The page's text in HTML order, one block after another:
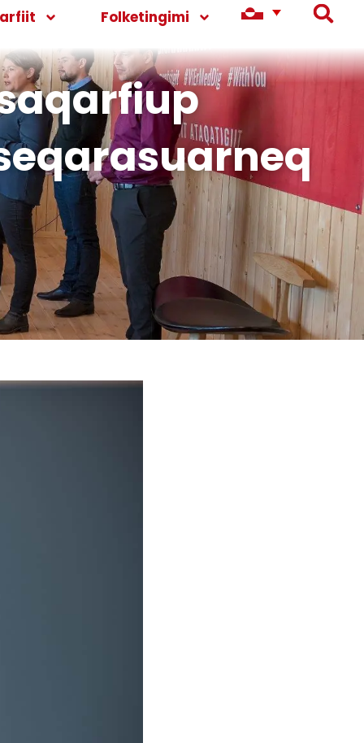
Folketingimi